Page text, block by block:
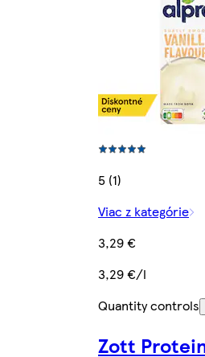
5 (1)
Viac z kategórie
3,29 €
3,29 €/l
Quantity controls
Zott